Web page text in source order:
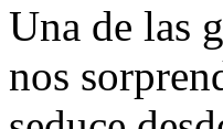
Una de las
nos